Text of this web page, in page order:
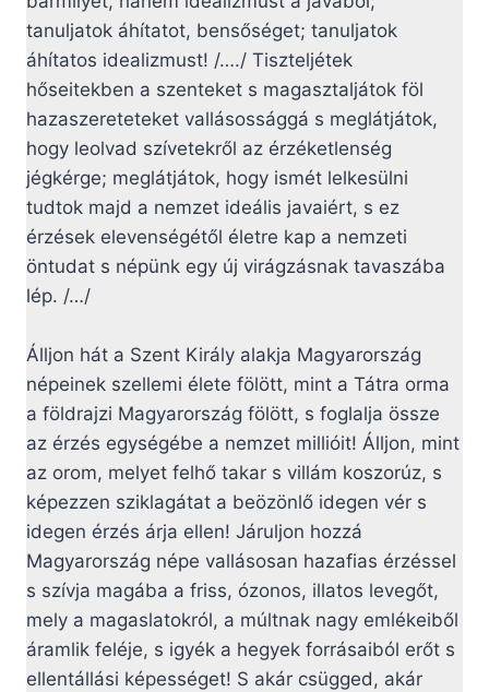
tanuljatok áhítatot, bensőséget; tanuljatok
áhítatos idealizmust! /…./ Tiszteljétek
hőseitekben a szenteket s magasztaljátok föl
hazaszereteteket vallásossággá s meglátjátok,
hogy leolvad szívetekről az érzéketlenség
jégkérge; meglátjátok, hogy ismét lelkesülni
tudtok majd a nemzet ideális javaiért, s ez
érzések elevenségétől életre kap a nemzeti
öntudat s népünk egy új virágzásnak tavaszába
lép. /…/
Álljon hát a Szent Király alakja Magyarország
népeinek szellemi élete fölött, mint a Tátra orma
a földrajzi Magyarország fölött, s foglalja össze
az érzés egységébe a nemzet millióit! Álljon, mint
az orom, melyet felhő takar s villám koszorúz, s
képezzen sziklagátat a beözönlő idegen vér s
idegen érzés árja ellen! Járuljon hozzá
Magyarország népe vallásosan hazafias érzéssel
s szívja magába a friss, ózonos, illatos levegőt,
mely a magaslatokról, a múltnak nagy emlékeiből
áramlik feléje, s igyék a hegyek forrásaiból erőt s
ellentállási képességet! S akár csügged, akár